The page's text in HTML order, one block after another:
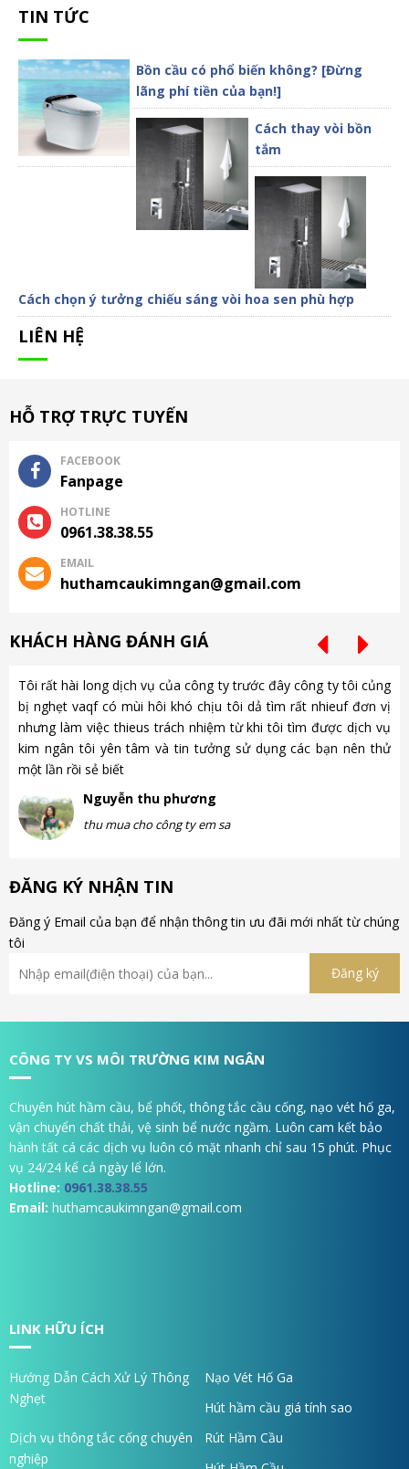
TIN TỨC
Bồn cầu có phổ biến không? [Đừng
lãng phí tiền của bạn!]
Cách thay vòi bồn
tắm
Cách chọn ý tưởng chiếu sáng vòi hoa sen phù hợp
LIÊN HỆ
HỖ TRỢ TRỰC TUYẾN
FACEBOOK
Fanpage
HOTLINE
0961.38.38.55
EMAIL
huthamcaukimngan@gmail.com
KHÁCH HÀNG ĐÁNH GIÁ
Tôi rất hài long dịch vụ của công ty trước đây công ty tôi củng
bị nghẹt vaqf có mùi hôi khó chịu tôi dả tìm rất nhieuf đơn vị
nhưng làm việc thieus trách nhiệm từ khi tôi tìm được dịch vụ
kim ngân tôi yên tâm và tin tưởng sử dụng các bạn nên thử
một lần rồi sẻ biết
Nguyễn thu phương
thu mua cho công ty em sa
ĐĂNG KÝ NHẬN TIN
Đăng ý Email của bạn để nhận thông tin ưu đãi mới nhất từ chúng
tôi
CÔNG TY VS MÔI TRƯỜNG KIM NGÂN
Chuyên hút hầm cầu, bể phốt, thông tắc cầu cống, nạo vét hố ga,
vận chuyển chất thải, vệ sinh bể nước ngầm. Luôn cam kết bảo
hành tất cá các dịch vụ luôn có mặt nhanh chỉ sau 15 phút. Phục
vụ 24/24 kể cả ngày lể lớn.
Hotline: 0961.38.38.55
Email: huthamcaukimngan@gmail.com
LINK HỮU ÍCH
Hướng Dẫn Cách Xử Lý Thông
Nghẹt
Nạo Vét Hố Ga
Hút hầm cầu giá tính sao
Dịch vụ thông tắc cống chuyên
nghiệp
Rút Hầm Cầu